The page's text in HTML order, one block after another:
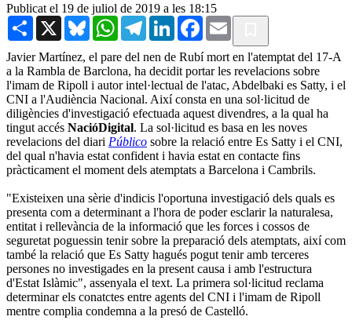
Publicat el 19 de juliol de 2019 a les 18:15
Share X BlueskyWhatsAppTelegramLinkedInFacebook
Email
Javier Martínez, el pare del nen de Rubí mort en l'atemptat del 17-A
a la Rambla de Barclona, ha decidit portar les revelacions sobre
l'imam de Ripoll i autor intel·lectual de l'atac, Abdelbaki es Satty, i el
CNI a l'Audiència Nacional. Així consta en una sol·licitud de
diligències d'investigació efectuada aquest divendres, a la qual ha
tingut accés NacióDigital. La sol·licitud es basa en les noves
revelacions del diari Público sobre la relació entre Es Satty i el CNI,
del qual n'havia estat confident i havia estat en contacte fins
pràcticament el moment dels atemptats a Barcelona i Cambrils.
"Existeixen una sèrie d'indicis l'oportuna investigació dels quals es
presenta com a determinant a l'hora de poder esclarir la naturalesa,
entitat i rellevància de la informació que les forces i cossos de
seguretat poguessin tenir sobre la preparació dels atemptats, així com
també la relació que Es Satty hagués pogut tenir amb terceres
persones no investigades en la present causa i amb l'estructura
d'Estat Islàmic", assenyala el text. La primera sol·licitud reclama
determinar els conatctes entre agents del CNI i l'imam de Ripoll
mentre complia condemna a la presó de Castelló.